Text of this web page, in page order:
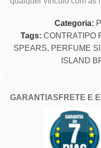
Categoria:
Tags: CONTRATIPO
SPEARS, PERFUME
ISLAND
GARANTIAS FRETE E